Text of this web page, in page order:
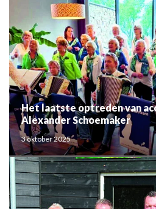
Het laatste optreden van
Alexander Schoemaker
3 oktober 2025